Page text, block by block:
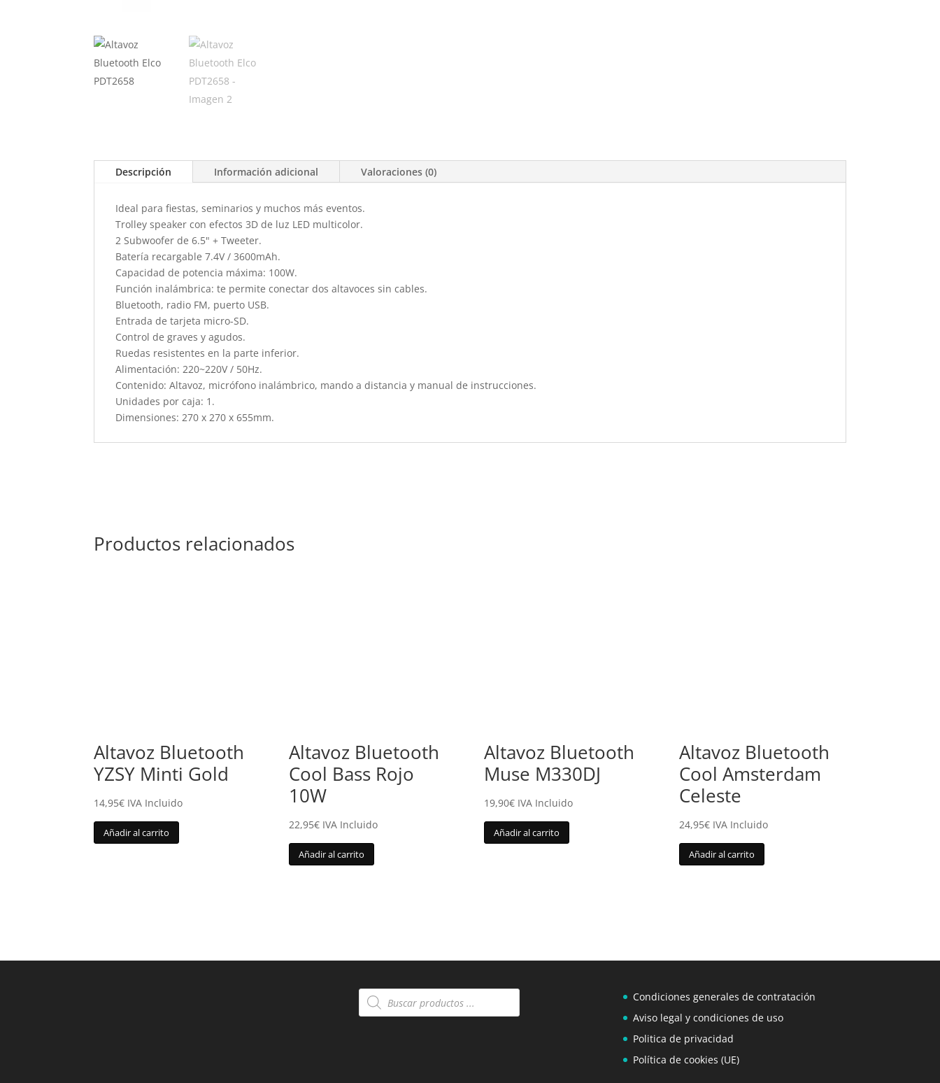
Descripción Información adicional Valoraciones (0)
Ideal para fiestas, seminarios y muchos más eventos.
Trolley speaker con efectos 3D de luz LED multicolor.
2 Subwoofer de 6.5" + Tweeter.
Batería recargable 7.4V / 3600mAh.
Capacidad de potencia máxima: 100W.
Función inalámbrica: te permite conectar dos altavoces sin cables.
Bluetooth, radio FM, puerto USB.
Entrada de tarjeta micro-SD.
Control de graves y agudos.
Ruedas resistentes en la parte inferior.
Alimentación: 220~220V / 50Hz.
Contenido: Altavoz, micrófono inalámbrico, mando a distancia y manual de instrucciones.
Unidades por caja: 1.
Dimensiones: 270 x 270 x 655mm.
Productos relacionados
Altavoz Bluetooth
YZSY Minti Gold
14,95€ IVA Incluido
Añadir al carrito
Altavoz Bluetooth
Cool Bass Rojo
10W
22,95€ IVA Incluido
Añadir al carrito
Altavoz Bluetooth
Muse M330DJ
19,90€ IVA Incluido
Añadir al carrito
Altavoz Bluetooth
Cool Amsterdam
Celeste
24,95€ IVA Incluido
Añadir al carrito
Búsqueda
de
Condiciones generales de contratación
Aviso legal y condiciones de uso
Politica de privacidad
Política de cookies (UE)